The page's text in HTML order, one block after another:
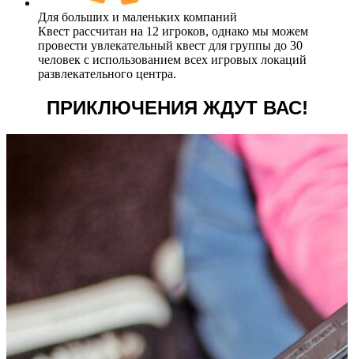
Для больших и маленьких компаний
Квест рассчитан на 12 игроков, однако мы можем
провести увлекательный квест для группы до 30
человек с использованием всех игровых локаций
развлекательного центра.
ПРИКЛЮЧЕНИЯ ЖДУТ ВАС!